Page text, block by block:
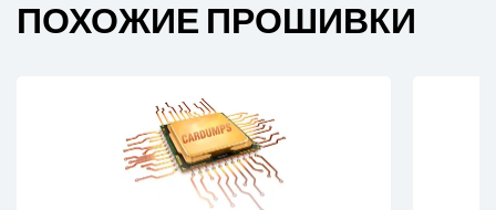
ПОХОЖИЕ ПРОШИВКИ